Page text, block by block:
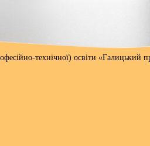
технічної) освіти